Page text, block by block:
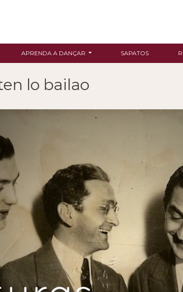
APRENDA A DANÇAR SAPATOS
lo bailao